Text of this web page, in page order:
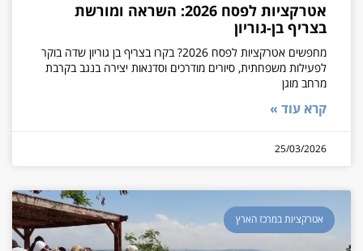
אטרקציות לפסח 2026: השראה ומורשת
בצריף בן-גוריון
מחפשים אטרקציות לפסח 2026? בקרו בצריף בן גוריון שדה בוקר
לפעילות משפחתית, סיורים מודרכים וסדנאות יצירה בנגב בקרבת
מרחב מוגן
קרא עוד »
25/03/2026
אטרקציות במרכז הארץ